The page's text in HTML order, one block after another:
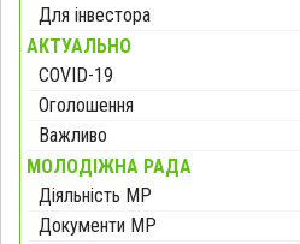
Для інвестора
АКТУАЛЬНО
COVID-19
Оголошення
Важливо
МОЛОДІЖНА РАДА
Діяльність МР
Документи МР